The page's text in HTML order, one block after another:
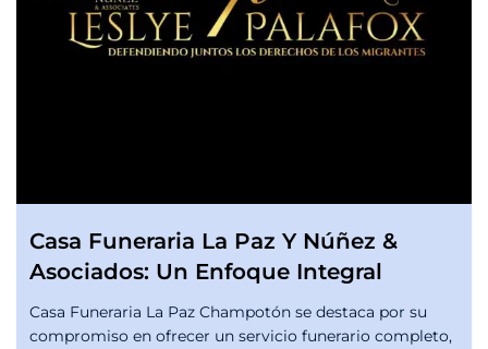
Casa Funeraria La Paz Y Núñez &
Asociados: Un Enfoque Integral
Casa Funeraria La Paz Champotón se destaca por su
compromiso en ofrecer un servicio funerario completo,